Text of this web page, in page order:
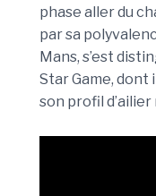
phase aller du
par sa
Mans, s’est
Star Game, dont
son profil